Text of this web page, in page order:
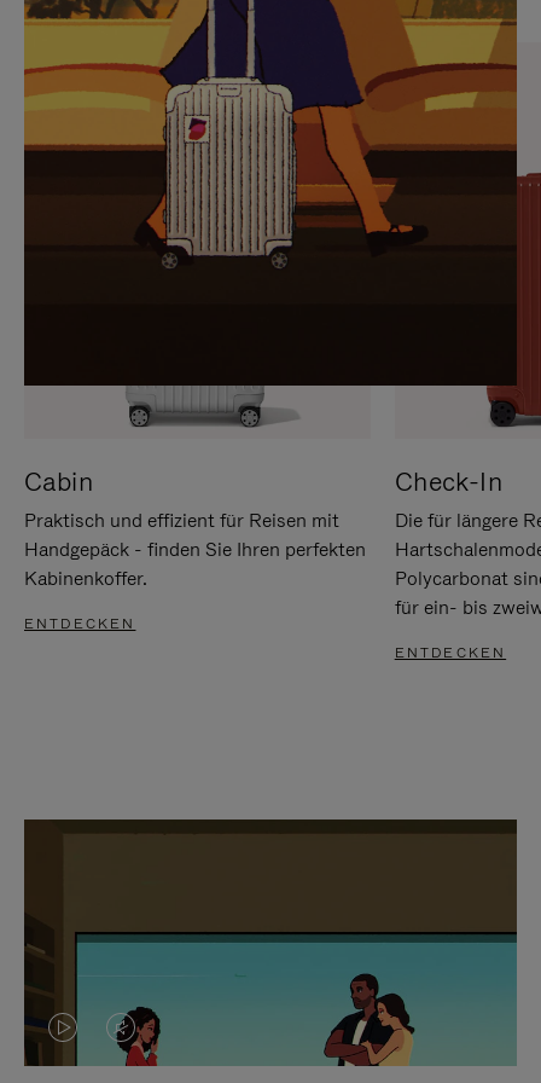
SIE,
UM
ANZUHALTEN
AUFHEBEN
DER
STUMMSCHALTUNG
Cabin
Praktisch und effizient für Reisen mit
Handgepäck - finden Sie Ihren perfekten
Kabinenkoffer.
ENTDECKEN
Check-In
Die für längere
Polycarbonat
für ein- bis
ENTDECKEN
DASVIDEO